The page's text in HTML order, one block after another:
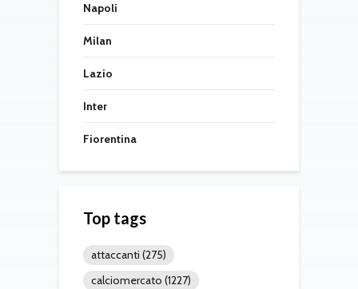
Napoli
Milan
Lazio
Inter
Fiorentina
Top tags
attaccanti (275)
calciomercato (1227)